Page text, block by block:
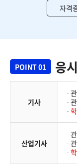
자격
POINT 01 응
기사
∙
∙
∙
산업기사
∙
∙
∙